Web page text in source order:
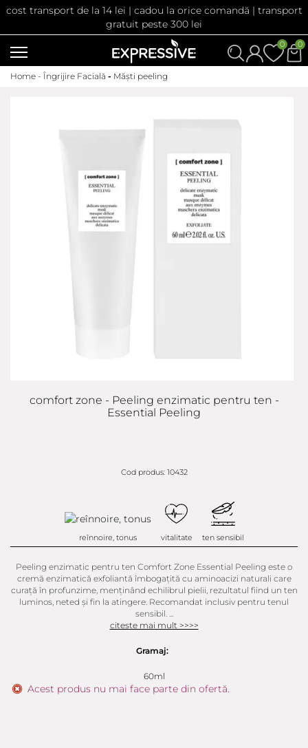
cost transport de la 14 lei | cadou la orice comandă | transport
gratuit peste 300 lei
0
0
Home - Îngrijire Facială - Măști peeling
comfort zone - Peeling enzimatic pentru ten -
Essential Peeling
Cod produs: 10432
reînnoire, tonus vitalitate ten sensibil
Peeling enzimatic pentru ten Comfort Zone Essential Peeling este o
cremă enzimatică exfoliantă îmbogațită cu aminoacizi naturali care
curață în profunzime, menținând echilibrul pielii, rezultatul fiind un ten
luminos, neted și fin la atingere. Recomandat inclusiv pentru tenul
sensibil. ...
citeste mai mult >>>>
Gramaj:
60ml
Acest produs nu mai face parte din ofertă.